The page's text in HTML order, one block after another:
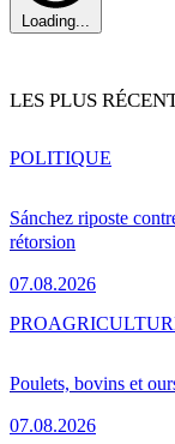
Loading...
LES PLUS
Sánchez riposte
rétorsion
07.08.2026
POLITIQUE
Poulets, bovins et
07.08.2026
PRO